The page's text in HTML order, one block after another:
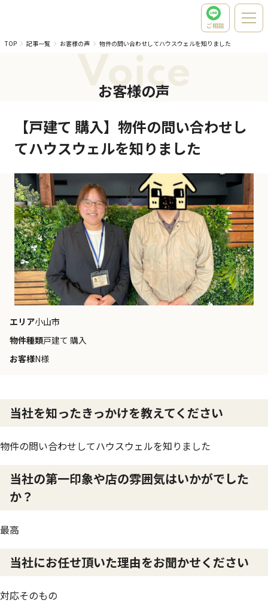
ご相談
TOP
記事一覧 お客様の声 物件の問い合わせしてハウスウェルを知りました
Voice
お客様の声
【戸建て 購入】物件の問い合わせし
てハウスウェルを知りました
エリア小山市
物件種類戸建て 購入
お客様N様
当社を知ったきっかけを教えてください
物件の問い合わせしてハウスウェルを知りました
当社の第一印象や店の雰囲気はいかがでした
か？
最高
当社にお任せ頂いた理由をお聞かせください
対応そのもの